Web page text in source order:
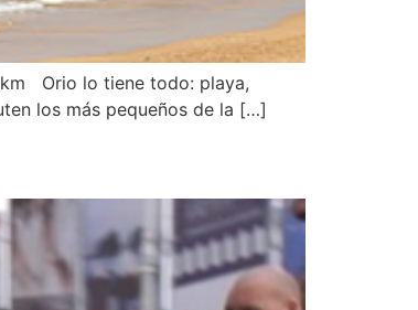
Orio lo tiene todo: playa,
los más pequeños de la […]